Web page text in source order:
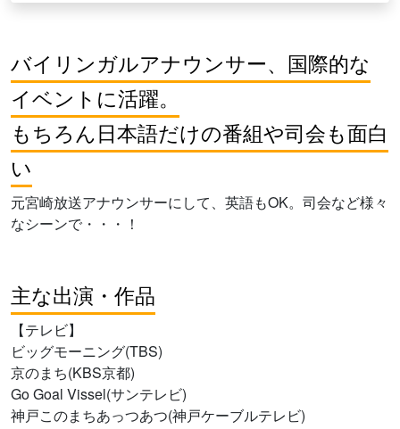
バイリンガルアナウンサー、国際的な
イベントに活躍。
もちろん日本語だけの番組や司会も面白
い
元宮崎放送アナウンサーにして、英語もOK。司会など様々
なシーンで・・・！
主な出演・作品
【テレビ】
ビッグモーニング(TBS)
京のまち(KBS京都)
Go Goal Vissel(サンテレビ)
神戸このまちあっつあつ(神戸ケーブルテレビ)